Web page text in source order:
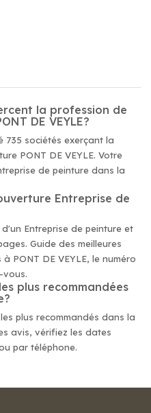
la profession de
DE VEYLE?
735 sociétés exerçant la
PONT DE VEYLE. Votre
de peinture dans la
Entreprise de
Entreprise de peinture et
Guide des meilleures
PONT DE VEYLE, le numéro
vous.
plus recommandées
plus recommandés dans la
avis, vérifiez les dates
par téléphone.